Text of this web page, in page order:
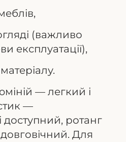
(важливо
експлуатації),
— легкий і
—
доступний, ротанг
Для